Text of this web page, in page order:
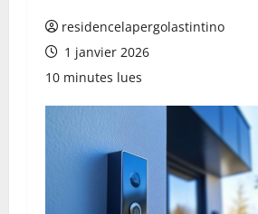
residencelapergolastintino
1 janvier 2026
10 minutes lues